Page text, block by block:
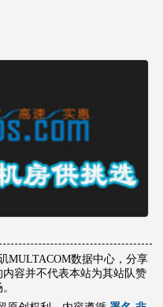
MULTACOM数据中心，分享
容并不代表本站为其站队赞